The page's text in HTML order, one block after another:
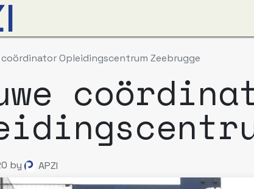
coördinator Opleidingscentrum Zeebrugge
by APZI